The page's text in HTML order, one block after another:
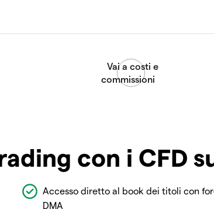
con i CFD
Accesso diretto al book dei titoli con
DMA